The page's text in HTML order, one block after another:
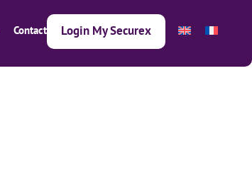
Contact Login My Securex